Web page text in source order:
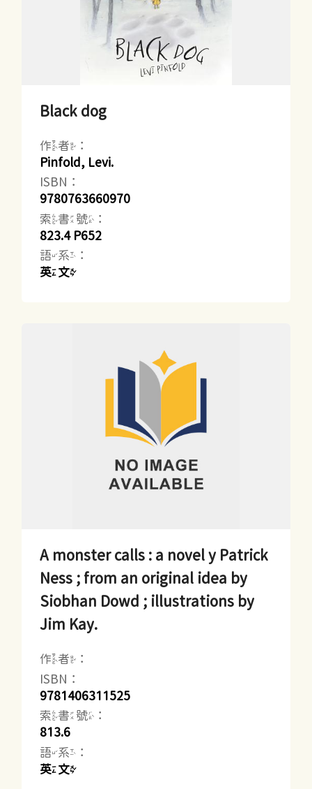
Black dog
作者：
Pinfold, Levi.
ISBN：
9780763660970
索書號：
823.4 P652
語系：
英文
A monster calls : a novel y Patrick
Ness ; from an original idea by
Siobhan Dowd ; illustrations by
Jim Kay.
作者：
ISBN：
9781406311525
索書號：
813.6
語系：
英文